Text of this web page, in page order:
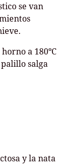
se van
a 180ºC
salga
y la nata